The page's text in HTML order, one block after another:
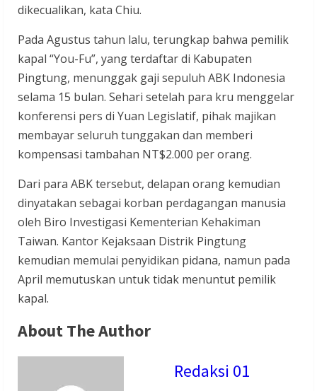
dikecualikan, kata Chiu.
Pada Agustus tahun lalu, terungkap bahwa pemilik
kapal “You-Fu”, yang terdaftar di Kabupaten
Pingtung, menunggak gaji sepuluh ABK Indonesia
selama 15 bulan. Sehari setelah para kru menggelar
konferensi pers di Yuan Legislatif, pihak majikan
membayar seluruh tunggakan dan memberi
kompensasi tambahan NT$2.000 per orang.
Dari para ABK tersebut, delapan orang kemudian
dinyatakan sebagai korban perdagangan manusia
oleh Biro Investigasi Kementerian Kehakiman
Taiwan. Kantor Kejaksaan Distrik Pingtung
kemudian memulai penyidikan pidana, namun pada
April memutuskan untuk tidak menuntut pemilik
kapal.
About The Author
Redaksi 01